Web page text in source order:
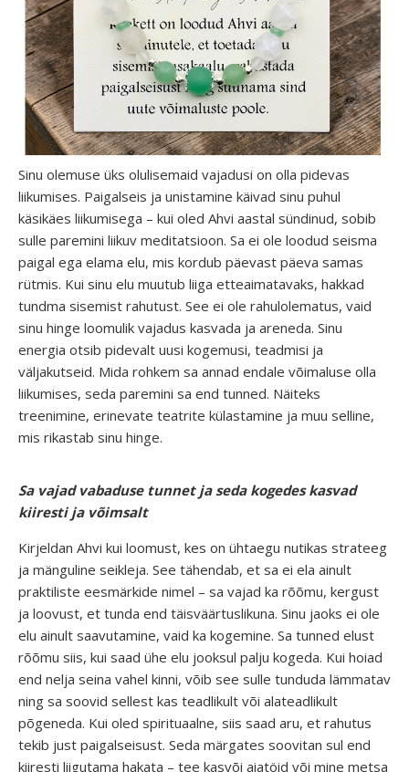
Sinu olemuse üks olulisemaid vajadusi on olla pidevas
liikumises. Paigalseis ja unistamine käivad sinu puhul
käsikäes liikumisega – kui oled Ahvi aastal sündinud, sobib
sulle paremini liikuv meditatsioon. Sa ei ole loodud seisma
paigal ega elama elu, mis kordub päevast päeva samas
rütmis. Kui sinu elu muutub liiga etteaimatavaks, hakkad
tundma sisemist rahutust. See ei ole rahulolematus, vaid
sinu hinge loomulik vajadus kasvada ja areneda. Sinu
energia otsib pidevalt uusi kogemusi, teadmisi ja
väljakutseid. Mida rohkem sa annad endale võimaluse olla
liikumises, seda paremini sa end tunned. Näiteks
treenimine, erinevate teatrite külastamine ja muu selline,
mis rikastab sinu hinge.
Sa vajad vabaduse tunnet ja seda kogedes kasvad
kiiresti ja võimsalt
Kirjeldan Ahvi kui loomust, kes on ühtaegu nutikas strateeg
ja mänguline seikleja. See tähendab, et sa ei ela ainult
praktiliste eesmärkide nimel – sa vajad ka rõõmu, kergust
ja loovust, et tunda end täisväärtuslikuna. Sinu jaoks ei ole
elu ainult saavutamine, vaid ka kogemine. Sa tunned elust
rõõmu siis, kui saad ühe elu jooksul palju kogeda. Kui hoiad
end nelja seina vahel kinni, võib see sulle tunduda lämmatav
ning sa soovid sellest kas teadlikult või alateadlikult
põgeneda. Kui oled spirituaalne, siis saad aru, et rahutus
tekib just paigalseisust. Seda märgates soovitan sul end
kiiresti liigutama hakata – tee kasvõi aiatöid või mine metsa